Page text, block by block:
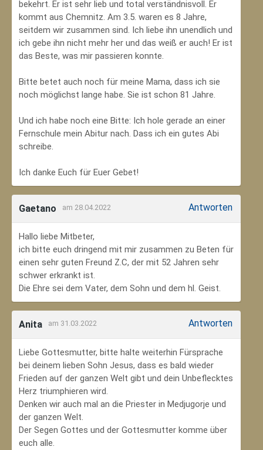
bekehrt. Er ist sehr lieb und total verständnisvoll. Er
kommt aus Chemnitz. Am 3.5. waren es 8 Jahre,
seitdem wir zusammen sind. Ich liebe ihn unendlich und
ich gebe ihn nicht mehr her und das weiß er auch! Er ist
das Beste, was mir passieren konnte.
Bitte betet auch noch für meine Mama, dass ich sie
noch möglichst lange habe. Sie ist schon 81 Jahre.
Und ich habe noch eine Bitte: Ich hole gerade an einer
Fernschule mein Abitur nach. Dass ich ein gutes Abi
schreibe.
Ich danke Euch für Euer Gebet!
Gaetano am 28.04.2022 Antworten
Hallo liebe Mitbeter,
ich bitte euch dringend mit mir zusammen zu Beten für
einen sehr guten Freund Z.C, der mit 52 Jahren sehr
schwer erkrankt ist.
Die Ehre sei dem Vater, dem Sohn und dem hl. Geist.
Anita am 31.03.2022 Antworten
Liebe Gottesmutter, bitte halte weiterhin Fürsprache
bei deinem lieben Sohn Jesus, dass es bald wieder
Frieden auf der ganzen Welt gibt und dein Unbeflecktes
Herz triumphieren wird.
Denken wir auch mal an die Priester in Medjugorje und
der ganzen Welt.
Der Segen Gottes und der Gottesmutter komme über
euch alle.